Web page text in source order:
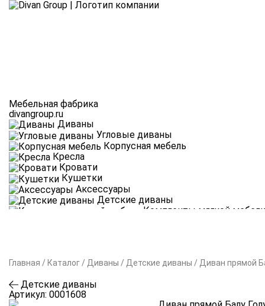
Мебельная фабрика
divangroup.ru
Диваны
Угловые диваны
Корпусная мебель
Кресла
Кровати
Кушетки
Аксессуары
Детские диваны
Комплекты мягкой мебели
Главная / Каталог / Диваны / Детские диваны / Диван прямой
Детские диваны
Артикул: 0001608